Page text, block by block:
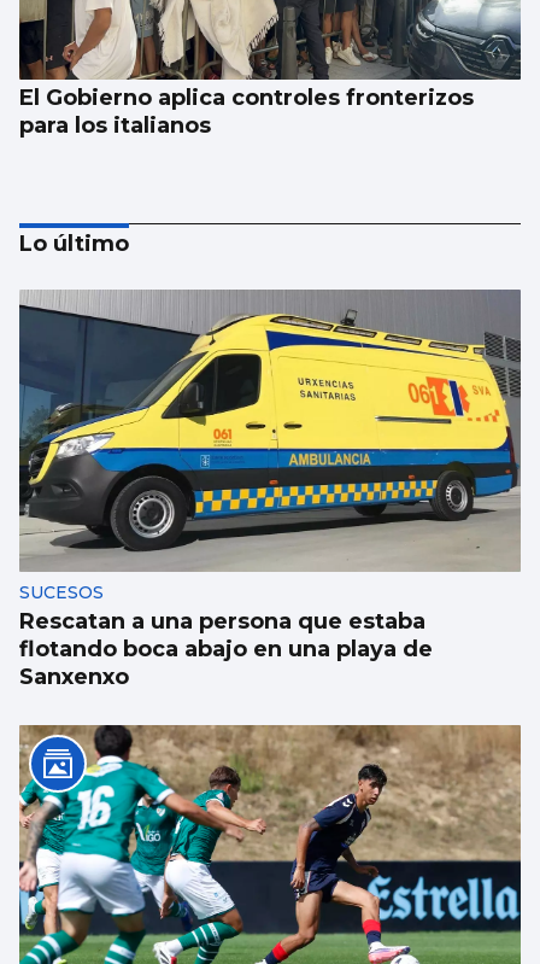
El Gobierno aplica controles fronterizos
para los italianos
Se agrava la situación en Ceuta para
reubicar a los menores inmigrantes
Lo último
SUCESOS
Rescatan a una persona que estaba
flotando boca abajo en una playa de
Sanxenxo